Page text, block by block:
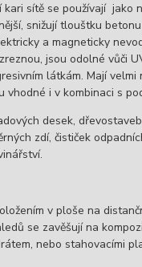
kari sítě se používají jako
snižují tlouštku
a magneticky
jsou odolné vůči
látkám. Mají
vhodné i v kombinaci s
desek,
zdí, čističek
v ploše na
se zavěšují na
nebo stahovacími